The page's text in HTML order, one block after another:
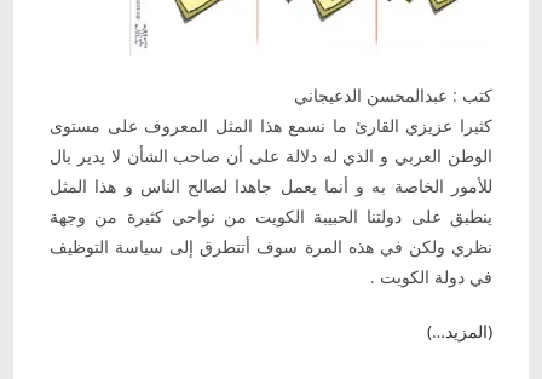
كتب : عبدالمحسن الدعيجاني
كثيرا عزيزي القارئ ما نسمع هذا المثل المعروف على مستوى
الوطن العربي و الذي له دلالة على أن صاحب الشأن لا يدير بال
للأمور الخاصة به و أنما يعمل جاهدا لصالح الناس و هذا المثل
ينطبق على دولتنا الحبيبة الكويت من نواحي كثيرة من وجهة
نظري ولكن في هذه المرة سوف أتتطرق إلى سياسة التوظيف
في دولة الكويت .
(المزيد…)